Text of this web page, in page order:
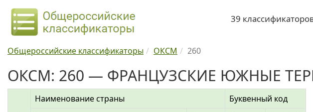
39
Общероссийские классификаторы ОКСМ 260
ОКСМ: 260 — ФРАНЦУЗСКИЕ ЮЖНЫЕ
Наименование страны
Буквенный код